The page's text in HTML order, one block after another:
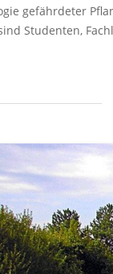
gefährdeter
Studenten,